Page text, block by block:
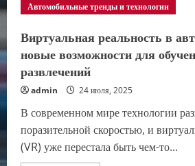
Автомобильные тренды и технологии
Виртуальная реальность в
новые возможности для
развлечений
admin 24 июля, 2025
В современном мире технологии
поразительной скоростью, и
(VR) уже перестала быть чем-то...